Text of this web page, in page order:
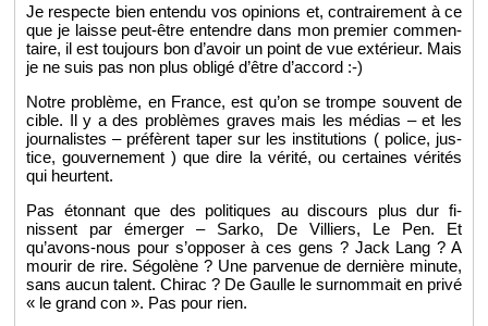
Je res­pecte bien en­tendu vos opi­nions et, contrai­re­ment à ce
que je laisse peut-être en­tendre dans mon pre­mier com­men­
taire, il est tou­jours bon d’avoir un point de vue ex­té­rieur. Mais
je ne suis pas non plus obligé d’être d’ac­cord :-)
Notre pro­blème, en France, est qu’on se trompe sou­vent de
cible. Il y a des pro­blèmes graves mais les mé­dias – et les
jour­na­listes – pré­fèrent taper sur les ins­ti­tu­tions ( po­lice, jus­
tice, gou­ver­ne­ment ) que dire la vé­rité, ou cer­taines vé­ri­tés
qui heurtent.
Pas éton­nant que des po­li­tiques au dis­cours plus dur fi­
nissent par émer­ger – Sarko, De Vil­liers, Le Pen. Et
qu’avons-nous pour s’op­po­ser à ces gens ? Jack Lang ? A
mou­rir de rire. Sé­go­lène ? Une par­ve­nue de der­nière mi­nute,
sans aucun ta­lent. Chi­rac ? De Gaulle le sur­nom­mait en privé
« le grand con ». Pas pour rien.